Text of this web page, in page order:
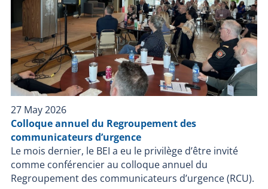
27 May 2026
Colloque annuel du Regroupement des
communicateurs d’urgence
Le mois dernier, le BEI a eu le privilège d’être invité
comme conférencier au colloque annuel du
Regroupement des communicateurs d’urgence (RCU).